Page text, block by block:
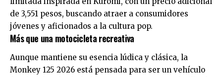
de 3,551 pesos, buscando atraer a consumidores
jóvenes y aficionados a la cultura pop.
Más que una motocicleta recreativa
Aunque mantiene su esencia lúdica y clásica, la
Monkey 125 2026 está pensada para ser un vehículo